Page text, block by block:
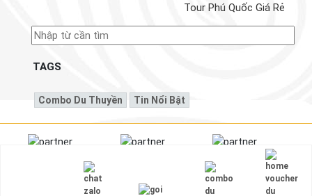
Tour Phú Quốc Giá Rẻ
TAGS
Combo Du Thuyền Tin Nổi Bật
© Website mua bán, ký gửivoucher du thuyền chính thức